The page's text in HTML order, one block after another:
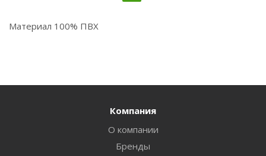
Материал 100% ПВХ
Компания
О компании
Бренды